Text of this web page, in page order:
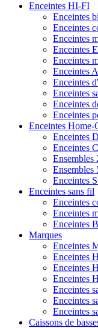
Enceintes HI-FI
Enceintes
Enceintes
Enceintes
Enceintes
Enceintes
Enceintes
Enceintes
Enceintes
Enceintes
Enceintes
Enceintes Home-
Enceintes
Enceintes
Ensembles
Ensembles
Enceintes
Enceintes sans fil
Enceintes
Enceintes
Enceintes
Marques
Enceintes
Enceintes
Enceintes
Enceintes
Enceintes
Enceintes
Enceintes
Caissons de